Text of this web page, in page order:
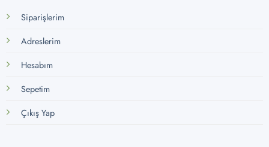
Siparişlerim
Adreslerim
Hesabım
Sepetim
Çıkış Yap